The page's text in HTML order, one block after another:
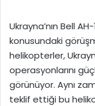
Ukrayna’nın Bell
konusundaki
helikopterler,
operasyonlarını
görünüyor. Aynı
teklif ettiği bu